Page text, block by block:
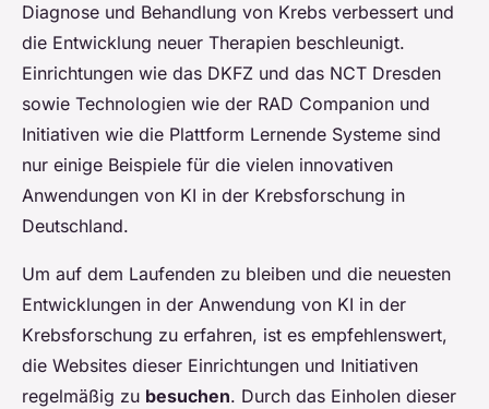
Diagnose und Behandlung von Krebs verbessert und
die Entwicklung neuer Therapien beschleunigt.
Einrichtungen wie das DKFZ und das NCT Dresden
sowie Technologien wie der RAD Companion und
Initiativen wie die Plattform Lernende Systeme sind
nur einige Beispiele für die vielen innovativen
Anwendungen von KI in der Krebsforschung in
Deutschland.
Um auf dem Laufenden zu bleiben und die neuesten
Entwicklungen in der Anwendung von KI in der
Krebsforschung zu erfahren, ist es empfehlenswert,
die Websites dieser Einrichtungen und Initiativen
regelmäßig zu besuchen. Durch das Einholen dieser